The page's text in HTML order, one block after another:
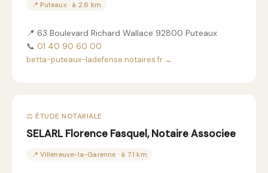
📍 Puteaux · à 2.6 km
📍 63 Boulevard Richard Wallace 92800 Puteaux
📞 01 40 90 60 00
betta-puteaux-ladefense.notaires.fr →
⚖️ ÉTUDE NOTARIALE
SELARL Florence Fasquel, Notaire Associee
📍 Villeneuve-la-Garenne · à 7.1 km